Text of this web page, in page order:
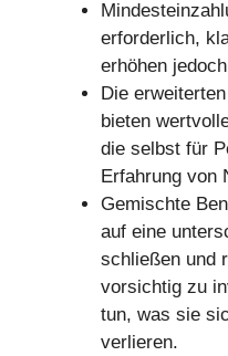
erforderlich,
erhöhen
Die
bieten
die selbst für
Erfahrung von
Gemischte
auf eine
schließen und
vorsichtig zu
tun, was sie
verlieren.